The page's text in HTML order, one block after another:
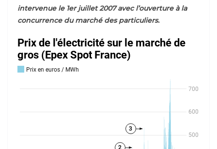
intervenue le 1er juillet 2007 avec l’ouverture à la
concurrence du marché des particuliers.